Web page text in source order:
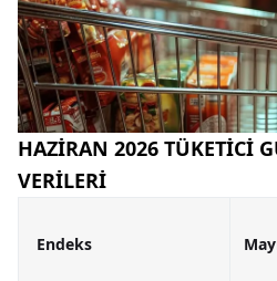
HAZİRAN 2026 TÜKETİCİ
VERİLERİ
Endeks